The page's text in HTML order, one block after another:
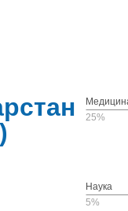
25%
Наука
5%